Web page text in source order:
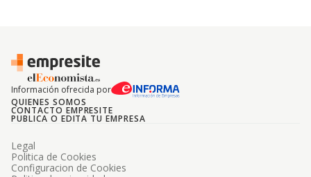
Información ofrecida por
QUIENES SOMOS
CONTACTO EMPRESITE
PUBLICA O EDITA TU EMPRESA
Legal
Politica de Cookies
Configuracion de Cookies